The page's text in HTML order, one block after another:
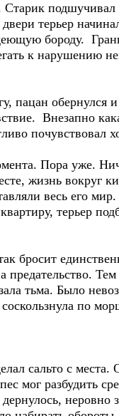
терьер
бороду.
к нарушению
пацан
Внезапно
Пора уже.
жизнь вокруг
весь его
терьер
бросит
предательство.
тьма. Было
по
сальто с места.
мог разбудить
неровно